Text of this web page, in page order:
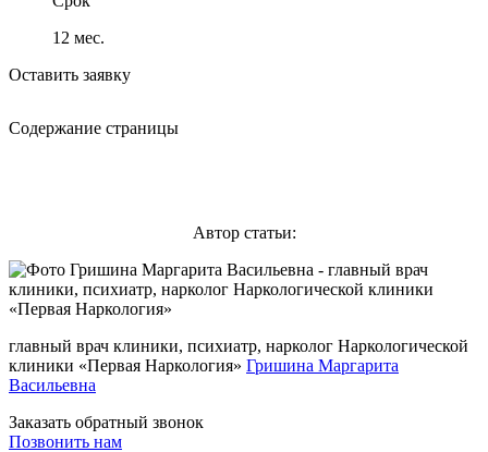
12 мес.
Оставить заявку
Содержание страницы
Автор статьи:
главный врач клиники, психиатр, нарколог Наркологической
клиники «Первая Наркология» Гришина Маргарита
Васильевна
Заказать обратный звонок
Позвонить нам